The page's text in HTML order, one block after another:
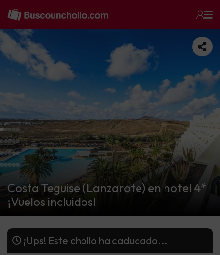
Costa Teguise (Lanzarote) en hotel 4*
¡Vuelos incluidos!
¡Ups! Este chollo ha caducado...